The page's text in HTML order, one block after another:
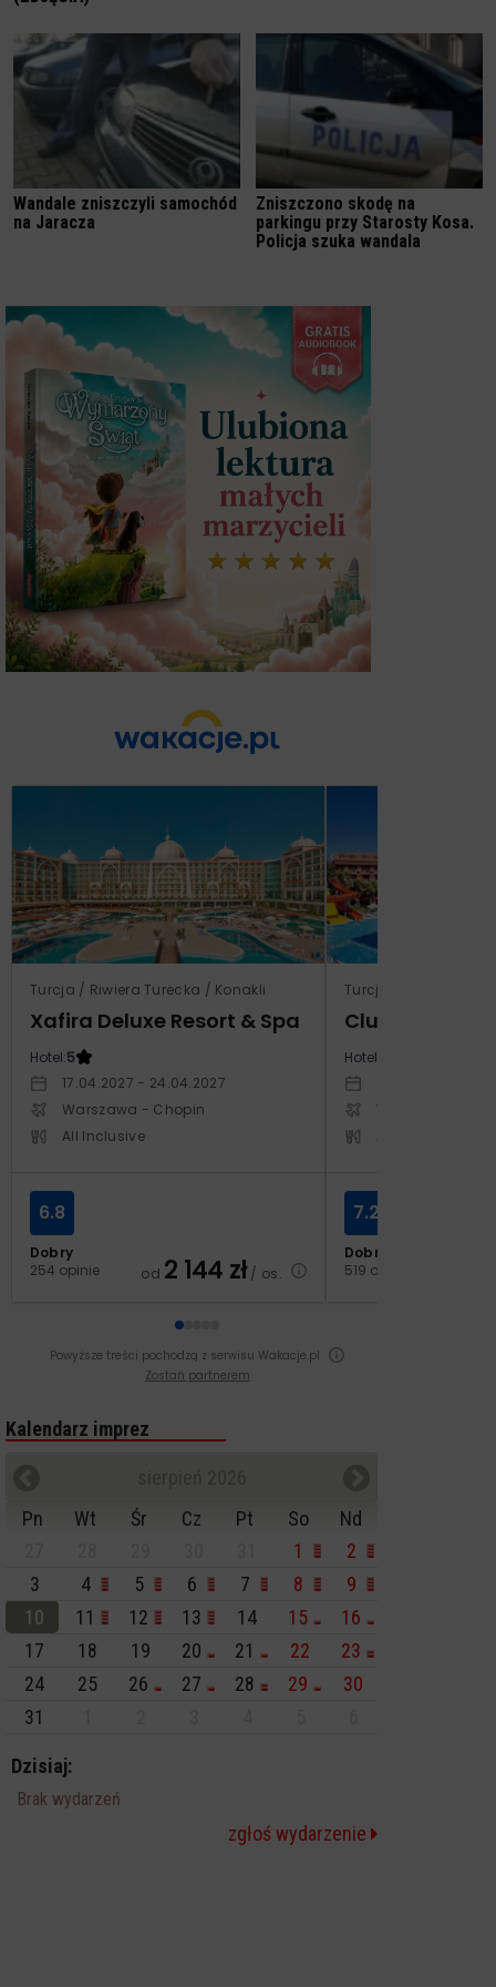
Wandale zniszczyli samochód
na Jaracza
Zniszczono skodę na
parkingu przy Starosty Kosa.
Policja szuka wandala
Turcja / Riwiera Turecka / Konakli
Xafira Deluxe Resort & Spa
Hotel:5
17.04.2027 - 24.04.2027
Warszawa - Chopin
All Inclusive
Dobry
254 opinie
6.8
od 2 144 zł/ os.
Turcja / Riwiera
Club Side
Hotel:
Warszawa -
Dobry
519 opinii
7.2
Powyższe treści pochodzą z serwisu Wakacje.pl
Zostań partnerem
Kalendarz imprez
Pn
Wt Śr Cz Pt So
Nd
1
2
3
4 5 6 7 8
9
10
11 12 13 14 15
16
17
18 19 20 21 22
23
24
25 26 27 28 29
30
31
Dzisiaj:
Brak wydarzeń
zgłoś wydarzenie